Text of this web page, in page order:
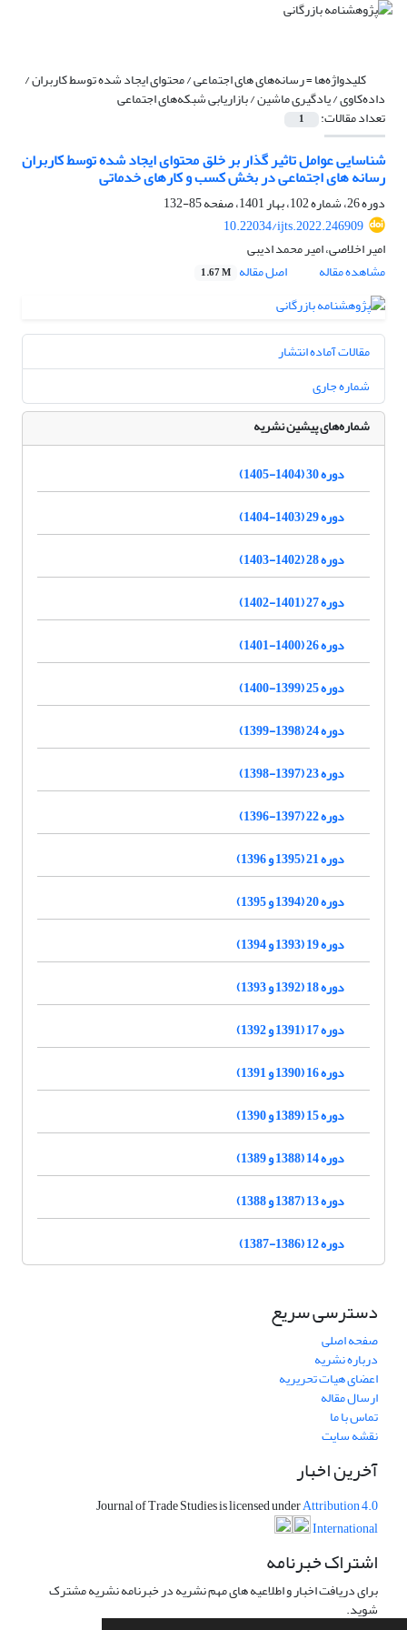
کلیدواژه‌ها =رسانه‌های های اجتماعی / محتوای ایجاد شده توسط کاربران /
داده‌کاوی / یادگیری ماشین / بازاریابی شبکه‌های اجتماعی
تعداد مقالات: 1
شناسایی عوامل تاثیر گذار بر خلق محتوای ایجاد شده توسط کاربران
رسانه های اجتماعی در بخش کسب و کارهای خدماتی
دوره 26، شماره 102، بهار 1401، صفحه
85-132
10.22034/ijts.2022.246909
امیر اخلاصی، امیر محمد ادیبی
مشاهده مقاله
اصل مقاله 1.67 M
مقالات آماده انتشار
شماره جاری
شماره‌های پیشین نشریه
دوره 30 (1404-1405)
دوره 29 (1403-1404)
دوره 28 (1402-1403)
دوره 27 (1401-1402)
دوره 26 (1400-1401)
دوره 25 (1399-1400)
دوره 24 (1398-1399)
دوره 23 (1397-1398)
دوره 22 (1397-1396)
دوره 21 (1395 و 1396)
دوره 20 (1394 و 1395)
دوره 19 (1393 و 1394)
دوره 18 (1392 و 1393)
دوره 17 (1391 و 1392)
دوره 16 (1390 و 1391)
دوره 15 (1389 و 1390)
دوره 14 (1388 و 1389)
دوره 13 (1387 و 1388)
دوره 12 (1386-1387)
دسترسی سریع
صفحه اصلی
درباره نشریه
اعضای هیات تحریریه
ارسال مقاله
تماس با ما
نقشه سایت
آخرین اخبار
Journal of Trade Studies is licensed underAttribution 4.0
International
اشتراک خبرنامه
برای دریافت اخبار و اطلاعیه های مهم نشریه در خبرنامه نشریه مشترک
شوید.